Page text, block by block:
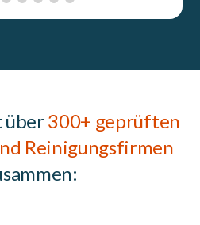
über300+ geprüften
Reinigungsfirmen